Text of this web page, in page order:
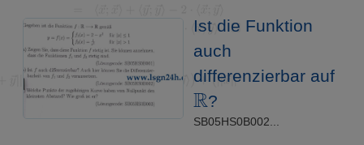
Ist die Funktion
auch
differenzierbar auf
R
?
SB05HS0B002...